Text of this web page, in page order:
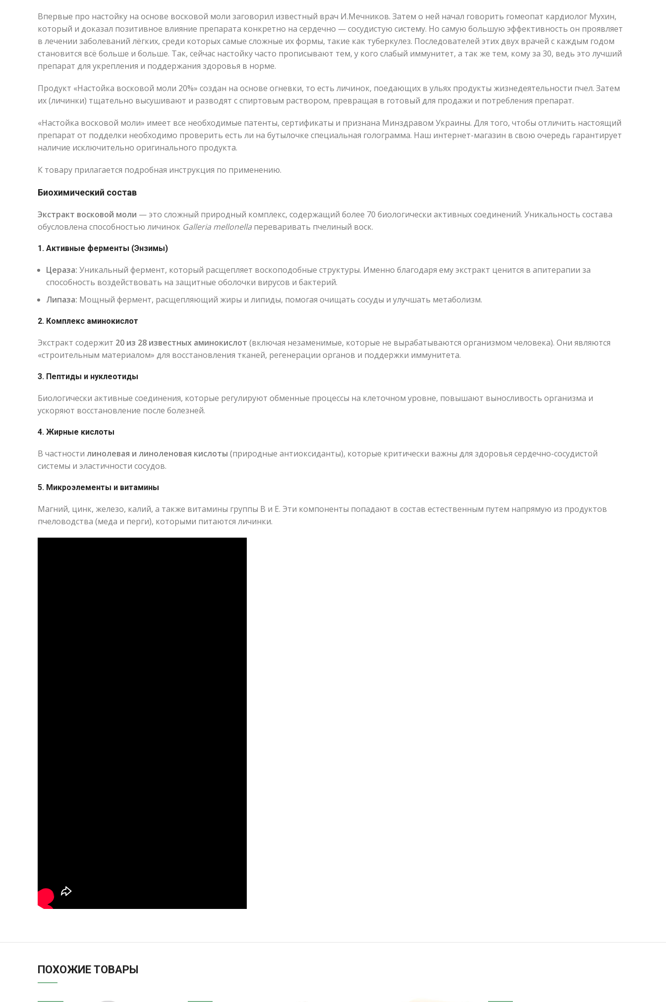
Впервые про настойку на основе восковой моли заговорил известный врач И.Мечников. Затем о ней начал говорить гомеопат кардиолог Мухин,
который и доказал позитивное влияние препарата конкретно на сердечно — сосудистую систему. Но самую большую эффективность он проявляет
в лечении заболеваний лёгких, среди которых самые сложные их формы, такие как туберкулез. Последователей этих двух врачей с каждым годом
становится всё больше и больше. Так, сейчас настойку часто прописывают тем, у кого слабый иммунитет, а так же тем, кому за 30, ведь это лучший
препарат для укрепления и поддержания здоровья в норме.
Продукт «Настойка восковой моли 20%» создан на основе огневки, то есть личинок, поедающих в ульях продукты жизнедеятельности пчел. Затем
их (личинки) тщательно высушивают и разводят с спиртовым раствором, превращая в готовый для продажи и потребления препарат.
«Настойка восковой моли» имеет все необходимые патенты, сертификаты и признана Минздравом Украины. Для того, чтобы отличить настоящий
препарат от подделки необходимо проверить есть ли на бутылочке специальная голограмма. Наш интернет-магазин в свою очередь гарантирует
наличие исключительно оригинального продукта.
К товару прилагается подробная инструкция по применению.
Биохимический состав
Экстракт восковой моли — это сложный природный комплекс, содержащий более 70 биологически активных соединений. Уникальность состава
обусловлена способностью личинок Galleria mellonella переваривать пчелиный воск.
1. Активные ферменты (Энзимы)
Цераза: Уникальный фермент, который расщепляет воскоподобные структуры. Именно благодаря ему экстракт ценится в апитерапии за
способность воздействовать на защитные оболочки вирусов и бактерий.
Липаза: Мощный фермент, расщепляющий жиры и липиды, помогая очищать сосуды и улучшать метаболизм.
2. Комплекс аминокислот
Экстракт содержит 20 из 28 известных аминокислот (включая незаменимые, которые не вырабатываются организмом человека). Они являются
«строительным материалом» для восстановления тканей, регенерации органов и поддержки иммунитета.
3. Пептиды и нуклеотиды
Биологически активные соединения, которые регулируют обменные процессы на клеточном уровне, повышают выносливость организма и
ускоряют восстановление после болезней.
4. Жирные кислоты
В частности линолевая и линоленовая кислоты (природные антиоксиданты), которые критически важны для здоровья сердечно-сосудистой
системы и эластичности сосудов.
5. Микроэлементы и витамины
Магний, цинк, железо, калий, а также витамины группы B и E. Эти компоненты попадают в состав естественным путем напрямую из продуктов
пчеловодства (меда и перги), которыми питаются личинки.
ПОХОЖИЕ ТОВАРЫ